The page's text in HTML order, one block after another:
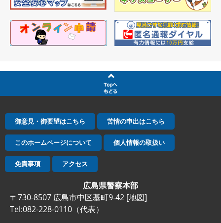
御意見・御要望はこちら 苦情の申出はこちら
このホームページについて 個人情報の取扱い
免責事項 アクセス
広島県警察本部
〒730-8507 広島市中区基町9-42 [地図]
Tel:082-228-0110（代表）